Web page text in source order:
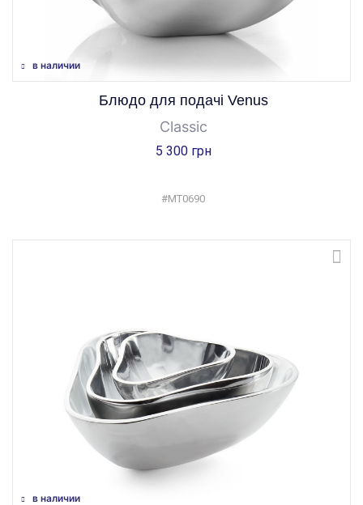
в наличии
Блюдо для подачі Venus
Classic
5 300 грн
#MT0690
в наличии